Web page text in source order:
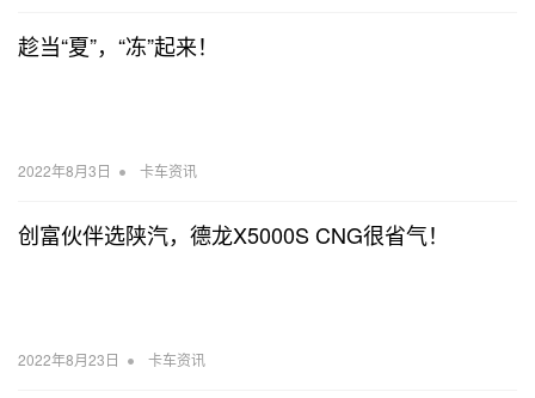
趁当“夏”，“冻”起来！
2022年8月3日 • 卡车资讯
创富伙伴选陕汽，德龙X5000S CNG很省气！
2022年8月23日 • 卡车资讯